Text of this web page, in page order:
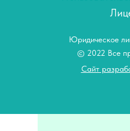
© 2022 Все
Юридическое
Сайт